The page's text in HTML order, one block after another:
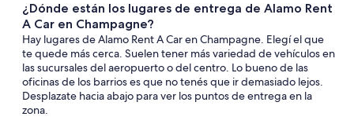
¿Dónde están los lugares de entrega de Alamo Rent
A Car en Champagne?
Hay lugares de Alamo Rent A Car en Champagne. Elegí el que
te quede más cerca. Suelen tener más variedad de vehículos en
las sucursales del aeropuerto o del centro. Lo bueno de las
oficinas de los barrios es que no tenés que ir demasiado lejos.
Desplazate hacia abajo para ver los puntos de entrega en la
zona.